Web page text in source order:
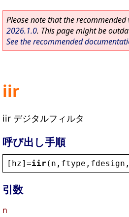
Please note that the recommended
2026.1.0. This page might be
See the recommended
iir
iir デジタルフィルタ
呼び出し手順
[ hz]=iir ( n , ftype , fdesign ,
引数
n